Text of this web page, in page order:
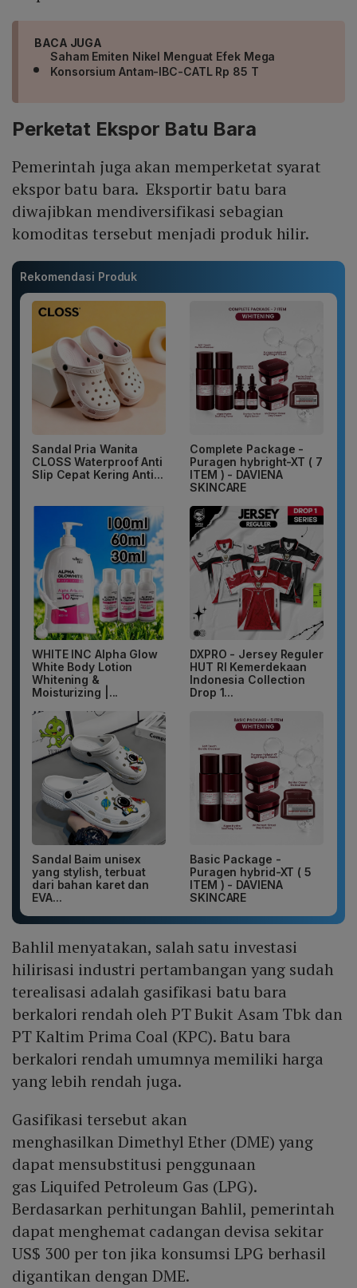
BACA JUGA
Saham Emiten Nikel Menguat Efek Mega
Konsorsium Antam-IBC-CATL Rp 85 T
Perketat Ekspor Batu Bara
Pemerintah juga akan memperketat syarat
ekspor batu bara. Eksportir batu bara
diwajibkan mendiversifikasi sebagian
komoditas tersebut menjadi produk hilir.
Rekomendasi Produk
Sandal Pria Wanita
CLOSS Waterproof Anti
Slip Cepat Kering Anti...
Complete Package -
Puragen hybright-XT ( 7
ITEM ) - DAVIENA
SKINCARE
WHITE INC Alpha Glow
White Body Lotion
Whitening &
Moisturizing |...
DXPRO - Jersey Reguler
HUT RI Kemerdekaan
Indonesia Collection
Drop 1...
Sandal Baim unisex
yang stylish, terbuat
dari bahan karet dan
EVA...
Basic Package -
Puragen hybrid-XT ( 5
ITEM ) - DAVIENA
SKINCARE
Bahlil menyatakan, salah satu investasi
hilirisasi industri pertambangan yang sudah
terealisasi adalah gasifikasi batu bara
berkalori rendah oleh PT Bukit Asam Tbk dan
PT Kaltim Prima Coal (KPC). Batu bara
berkalori rendah umumnya memiliki harga
yang lebih rendah juga.
Gasifikasi tersebut akan
menghasilkan Dimethyl Ether (DME) yang
dapat mensubstitusi penggunaan
gas Liquifed Petroleum Gas (LPG).
Berdasarkan perhitungan Bahlil, pemerintah
dapat menghemat cadangan devisa sekitar
US$ 300 per ton jika konsumsi LPG berhasil
digantikan dengan DME.